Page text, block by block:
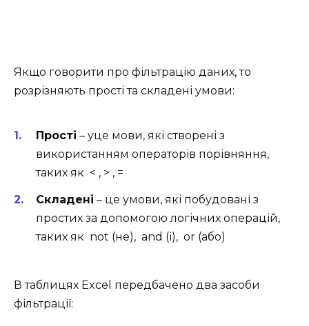
Якщо говорити про фільтрацію даних, то
розрізняють прості та складені умови:
Прості – уце мови, які створені з
використанням операторів порівняння,
таких як < , > , =
Складені – це умови, які побудовані з
простих за допомогою логічних операцій,
таких як not (не), and (і), or (або)
В таблицях Excel передбачено два засоби
фільтрації: